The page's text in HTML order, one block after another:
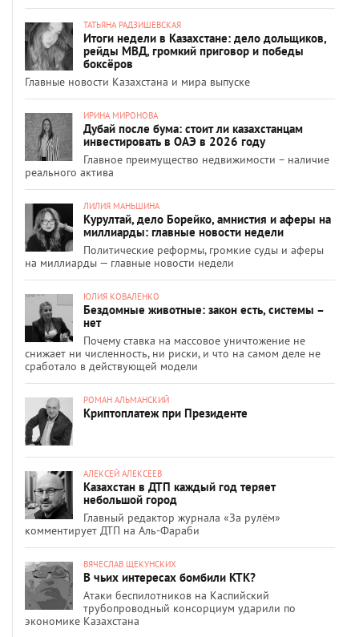
ТАТЬЯНА РАДЗИШЕВСКАЯ
Итоги недели в Казахстане: дело дольщиков,
рейды МВД, громкий приговор и победы
боксёров
Главные новости Казахстана и мира выпуске
ИРИНА МИРОНОВА
Дубай после бума: стоит ли казахстанцам
инвестировать в ОАЭ в 2026 году
Главное преимущество недвижимости – наличие
реального актива
ЛИЛИЯ МАНЬШИНА
Курултай, дело Борейко, амнистия и аферы на
миллиарды: главные новости недели
Политические реформы, громкие суды и аферы
на миллиарды — главные новости недели
ЮЛИЯ КОВАЛЕНКО
Бездомные животные: закон есть, системы –
нет
Почему ставка на массовое уничтожение не
снижает ни численность, ни риски, и что на самом деле не
сработало в действующей модели
РОМАН АЛЬМАНСКИЙ
Криптоплатеж при Президенте
АЛЕКСЕЙ АЛЕКСЕЕВ
Казахстан в ДТП каждый год теряет
небольшой город
Главный редактор журнала «За рулём»
комментирует ДТП на Аль-Фараби
ВЯЧЕСЛАВ ЩЕКУНСКИХ
В чьих интересах бомбили КТК?
Атаки беспилотников на Каспийский
трубопроводный консорциум ударили по
экономике Казахстана